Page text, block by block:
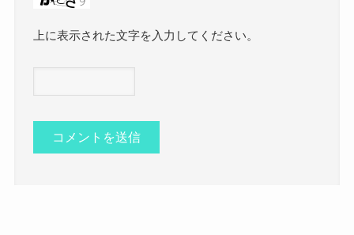
上に表示された文字を入力してください。